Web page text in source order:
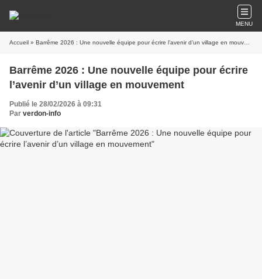
MENU
Accueil » Barrême 2026 : Une nouvelle équipe pour écrire l’avenir d’un village en mouvement
Barrême 2026 : Une nouvelle équipe pour écrire
l’avenir d’un village en mouvement
Publié le 28/02/2026 à 09:31
Par verdon-info